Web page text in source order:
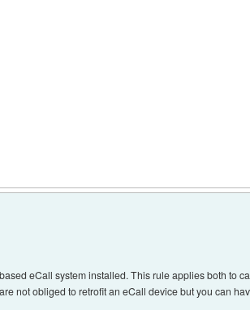
eCall system installed. This rule applies both to
not obliged to retrofit an eCall device but you can